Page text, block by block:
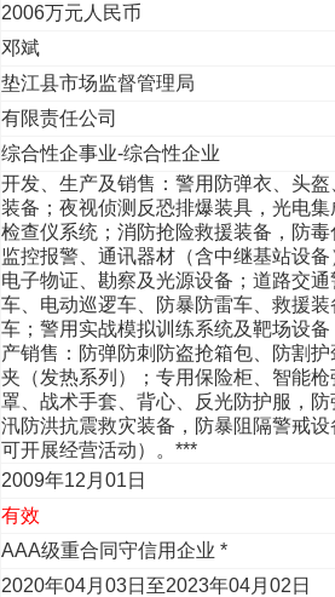
2006万元人民币
邓斌
垫江县市场监督管理局
有限责任公司
综合性企事业-综合性企业
开发、生产及销售：警用防弹衣、头
装备；夜视侦测反恐排爆装具，光电
检查仪系统；消防抢险救援装备，防
监控报警、通讯器材（含中继基站设
电子物证、勘察及光源设备；道路交
车、电动巡逻车、防暴防雷车、救援
车；警用实战模拟训练系统及靶场设
产销售：防弹防刺防盗抢箱包、防割
夹（发热系列）；专用保险柜、智能
罩、战术手套、背心、反光防护服，
汛防洪抗震救灾装备，防暴阻隔警戒
可开展经营活动）。***
2009年12月01日
有效
AAA级重合同守信用企业 *
2020年04月03日至2023年04月02日